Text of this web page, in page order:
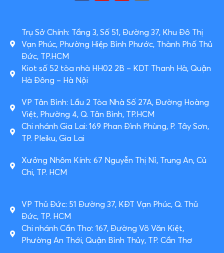
Trụ Sở Chính: Tầng 3, Số 51, Đường 37, Khu Đô Thị
Vạn Phúc, Phường Hiệp Bình Phước, Thành Phố Thủ
Đức, TP.HCM
Kiot số 52 tòa nhà HH02 2B – KDT Thanh Hà, Quận
Hà Đông – Hà Nội
VP Tân Bình: Lầu 2 Tòa Nhà Số 27A, Đường Hoàng
Việt, Phường 4, Q. Tân Bình, TP.HCM
Chi nhánh Gia Lai: 169 Phan Đình Phùng, P. Tây Sơn,
TP. Pleiku, Gia Lai
Xưởng Nhôm Kính: 67 Nguyễn Thị Nỉ, Trung An, Củ
Chi, TP. HCM
VP Thủ Đức: 51 Đường 37, KĐT Vạn Phúc, Q. Thủ
Đức, TP. HCM
Chi nhánh Cần Thơ: 167, Đường Võ Văn Kiệt,
Phường An Thới, Quận Bình Thủy, TP. Cần Thơ